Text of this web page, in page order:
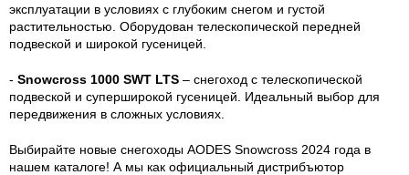
эксплуатации в условиях с глубоким снегом и густой
растительностью. Оборудован телескопической передней
подвеской и широкой гусеницей.
- Snowcross 1000 SWT LTS – снегоход с телескопической
подвеской и суперширокой гусеницей. Идеальный выбор для
передвижения в сложных условиях.
Выбирайте новые снегоходы AODES Snowcross 2024 года в
нашем каталоге! А мы как официальный дистрибъютор